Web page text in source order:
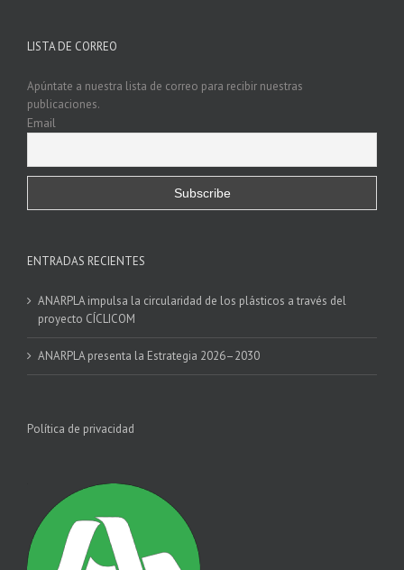
LISTA DE CORREO
Apúntate a nuestra lista de correo para recibir nuestras
publicaciones.
Email
ENTRADAS RECIENTES
ANARPLA impulsa la circularidad de los plásticos a través del
proyecto CÍCLICOM
ANARPLA presenta la Estrategia 2026–2030
Política de privacidad